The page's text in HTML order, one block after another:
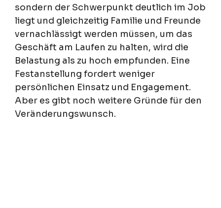
sondern der Schwerpunkt deutlich im Job
liegt und gleichzeitig Familie und Freunde
vernachlässigt werden müssen, um das
Geschäft am Laufen zu halten, wird die
Belastung als zu hoch empfunden. Eine
Festanstellung fordert weniger
persönlichen Einsatz und Engagement.
Aber es gibt noch weitere Gründe für den
Veränderungswunsch.